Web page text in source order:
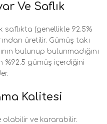
Ve Saflık
saflıkta (genellikle 92.5%
üretilir. Gümüş takı
bulunup bulunmadığını
%92.5 gümüş içerdiğini
Kalitesi
olabilir ve kararabilir.